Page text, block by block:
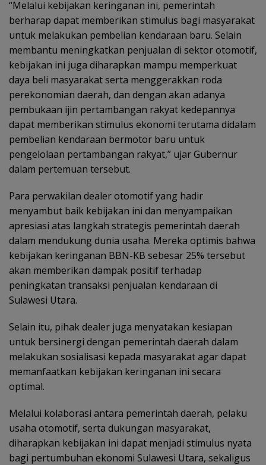
“Melalui kebijakan keringanan ini, pemerintah
berharap dapat memberikan stimulus bagi masyarakat
untuk melakukan pembelian kendaraan baru. Selain
membantu meningkatkan penjualan di sektor otomotif,
kebijakan ini juga diharapkan mampu memperkuat
daya beli masyarakat serta menggerakkan roda
perekonomian daerah, dan dengan akan adanya
pembukaan ijin pertambangan rakyat kedepannya
dapat memberikan stimulus ekonomi terutama didalam
pembelian kendaraan bermotor baru untuk
pengelolaan pertambangan rakyat,” ujar Gubernur
dalam pertemuan tersebut.
Para perwakilan dealer otomotif yang hadir
menyambut baik kebijakan ini dan menyampaikan
apresiasi atas langkah strategis pemerintah daerah
dalam mendukung dunia usaha. Mereka optimis bahwa
kebijakan keringanan BBN-KB sebesar 25% tersebut
akan memberikan dampak positif terhadap
peningkatan transaksi penjualan kendaraan di
Sulawesi Utara.
Selain itu, pihak dealer juga menyatakan kesiapan
untuk bersinergi dengan pemerintah daerah dalam
melakukan sosialisasi kepada masyarakat agar dapat
memanfaatkan kebijakan keringanan ini secara
optimal.
Melalui kolaborasi antara pemerintah daerah, pelaku
usaha otomotif, serta dukungan masyarakat,
diharapkan kebijakan ini dapat menjadi stimulus nyata
bagi pertumbuhan ekonomi Sulawesi Utara, sekaligus